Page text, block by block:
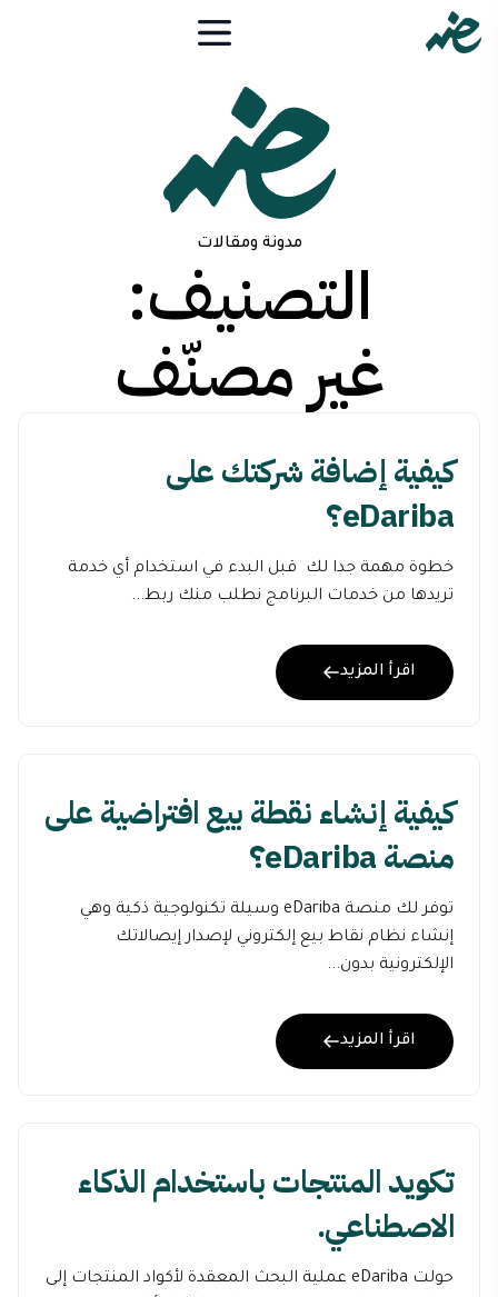
مدونة ومقالات
التصنيف:
غير مصنّف
كيفية إضافة شركتك على
eDariba؟
خطوة مهمة جدا لك قبل البدء في استخدام أي خدمة
تريدها من خدمات البرنامج نطلب منك ربط...
اقرأ المزيد
كيفية إنشاء نقطة بيع افتراضية على
منصة eDariba؟
توفر لك منصة eDariba وسيلة تكنولوجية ذكية وهي
إنشاء نظام نقاط بيع إلكتروني لإصدار إيصالاتك
الإلكترونية بدون...
اقرأ المزيد
تكويد المنتجات باستخدام الذكاء
الاصطناعي.
حولت eDariba عملية البحث المعقدة لأكواد المنتجات إلى